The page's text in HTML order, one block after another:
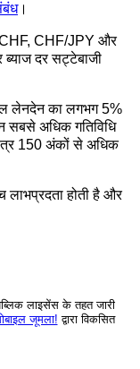
।
CHF/JPY और
दर सट्टेबाजी
लेनदेन का लगभग 5%
सबसे अधिक गतिविधि
150 अंकों से अधिक
लाभप्रदता होती है और
लाइसेंस के तहत जारी
जूमला! द्वारा विकसित